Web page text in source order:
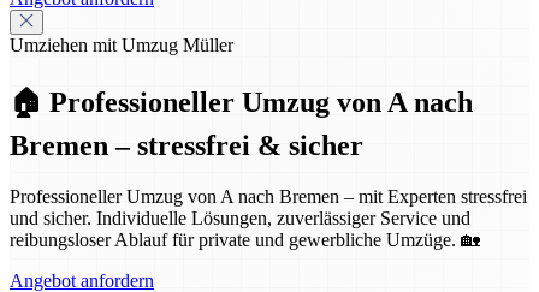
Umziehen mit Umzug Müller
🏠 Professioneller Umzug von A nach
Bremen – stressfrei & sicher
Professioneller Umzug von A nach Bremen – mit Experten stressfrei
und sicher. Individuelle Lösungen, zuverlässiger Service und
reibungsloser Ablauf für private und gewerbliche Umzüge. 🏡
Angebot anfordern